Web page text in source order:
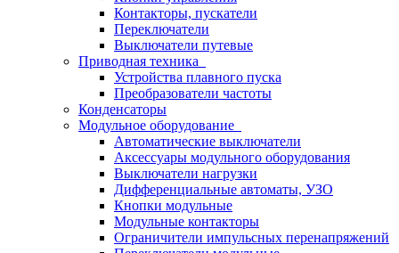
Контакторы, пускатели
Переключатели
Выключатели путевые
Приводная техника
Устройства плавного пуска
Преобразователи частоты
Конденсаторы
Модульное оборудование
Автоматические выключатели
Аксессуары модульного оборудования
Выключатели нагрузки
Дифференциальные автоматы, УЗО
Кнопки модульные
Модульные контакторы
Ограничители импульсных перенапряжений